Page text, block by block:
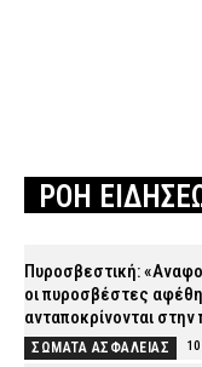
ΡΟΗ
Πυροσβεστική:
οι πυροσβέστες
ανταποκρίνονται
ΣΩΜΑΤΑ ΑΣΦΑΛΕΙΑΣ